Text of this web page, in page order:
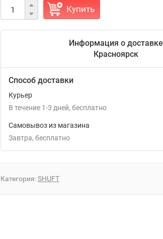
Купить
Информация о доставке
Красноярск
Способ доставки
Курьер
В течение 1-3 дней Бесплатно
Самовывоз из магазина
Завтра
Бесплатно
Категория:SHUFT